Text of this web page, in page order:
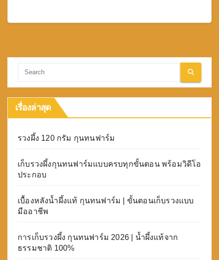
เรื่องล่าสุด
รวงผึ้ง 120 กรัม กุนทนฟาร์ม
เก็บรวงผึ้งกุนทนฟาร์มแบบครบทุกขั้นตอน พร้อมวิดีโอ
ประกอบ
เบื้องหลังน้ำผึ้งแท้ กุนทนฟาร์ม | ขั้นตอนเก็บรวงแบบ
มืออาชีพ
การเก็บรวงผึ้ง กุนทนฟาร์ม 2026 | น้ำผึ้งแท้จาก
ธรรมชาติ 100%